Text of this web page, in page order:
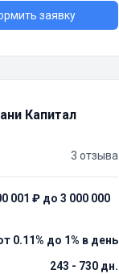
заявку
Капитал
3 отзыва
001 ₽ до 3 000 000
0.11% до 1% в день
243 - 730 дн.